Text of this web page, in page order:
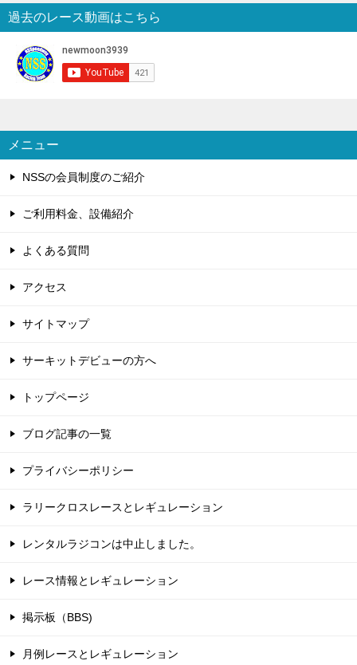
過去のレース動画はこちら
メニュー
NSSの会員制度のご紹介
ご利用料金、設備紹介
よくある質問
アクセス
サイトマップ
サーキットデビューの方へ
トップページ
ブログ記事の一覧
プライバシーポリシー
ラリークロスレースとレギュレーション
レンタルラジコンは中止しました。
レース情報とレギュレーション
掲示板（BBS)
月例レースとレギュレーション